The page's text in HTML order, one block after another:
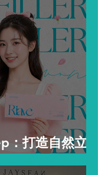
：打造自然立體